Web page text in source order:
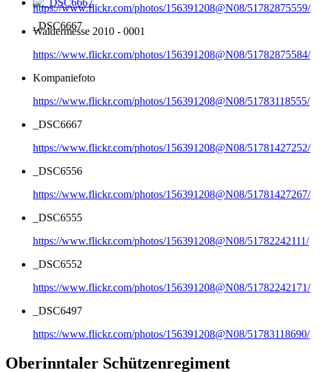
_DSC6667
https://www.flickr.com/photos/156391208@N08/51782875559/
Waldermesse 2010 - 0001
https://www.flickr.com/photos/156391208@N08/51782875584/
Kompaniefoto
https://www.flickr.com/photos/156391208@N08/51783118555/
_DSC6667
https://www.flickr.com/photos/156391208@N08/51781427252/
_DSC6556
https://www.flickr.com/photos/156391208@N08/51781427267/
_DSC6555
https://www.flickr.com/photos/156391208@N08/51782242111/
_DSC6552
https://www.flickr.com/photos/156391208@N08/51782242171/
_DSC6497
https://www.flickr.com/photos/156391208@N08/51783118690/
Oberinntaler Schützenregiment